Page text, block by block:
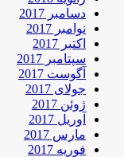
دسامبر 2017
نوامبر 2017
اکتبر 2017
سپتامبر 2017
آگوست 2017
جولای 2017
ژوئن 2017
آوریل 2017
مارس 2017
فوریه 2017